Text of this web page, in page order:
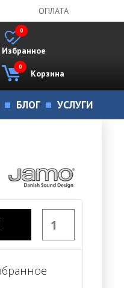
ОПЛАТА
Избранное
0
Корзина
0
БЛОГ УСЛУГИ